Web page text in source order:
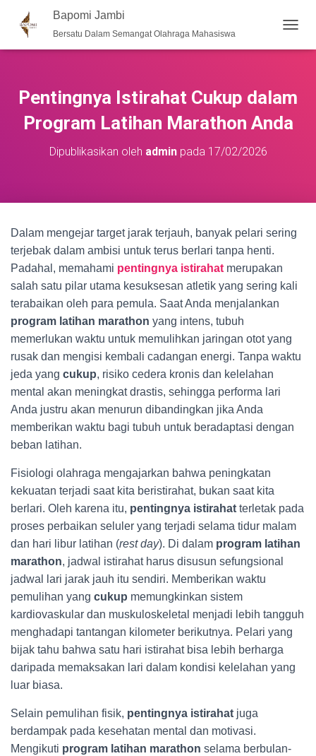
Bapomi Jambi
Bersatu Dalam Semangat Olahraga Mahasiswa
O
E
A
Pentingnya Istirahat Cukup dalam
Program Latihan Marathon Anda
Dipublikasikan oleh adminpada 17/02/2026
Dalam mengejar target jarak terjauh, banyak pelari sering
terjebak dalam ambisi untuk terus berlari tanpa henti.
Padahal, memahami pentingnya istirahat merupakan
salah satu pilar utama kesuksesan atletik yang sering kali
terabaikan oleh para pemula. Saat Anda menjalankan
program latihan marathon yang intens, tubuh
memerlukan waktu untuk memulihkan jaringan otot yang
rusak dan mengisi kembali cadangan energi. Tanpa waktu
jeda yang cukup, risiko cedera kronis dan kelelahan
mental akan meningkat drastis, sehingga performa lari
Anda justru akan menurun dibandingkan jika Anda
memberikan waktu bagi tubuh untuk beradaptasi dengan
beban latihan.
Fisiologi olahraga mengajarkan bahwa peningkatan
kekuatan terjadi saat kita beristirahat, bukan saat kita
berlari. Oleh karena itu, pentingnya istirahat terletak pada
proses perbaikan seluler yang terjadi selama tidur malam
dan hari libur latihan (rest day). Di dalam program latihan
marathon, jadwal istirahat harus disusun sefungsional
jadwal lari jarak jauh itu sendiri. Memberikan waktu
pemulihan yang cukup memungkinkan sistem
kardiovaskular dan muskuloskeletal menjadi lebih tangguh
menghadapi tantangan kilometer berikutnya. Pelari yang
bijak tahu bahwa satu hari istirahat bisa lebih berharga
daripada memaksakan lari dalam kondisi kelelahan yang
luar biasa.
Selain pemulihan fisik, pentingnya istirahat juga
berdampak pada kesehatan mental dan motivasi.
Mengikuti program latihan marathon selama berbulan-